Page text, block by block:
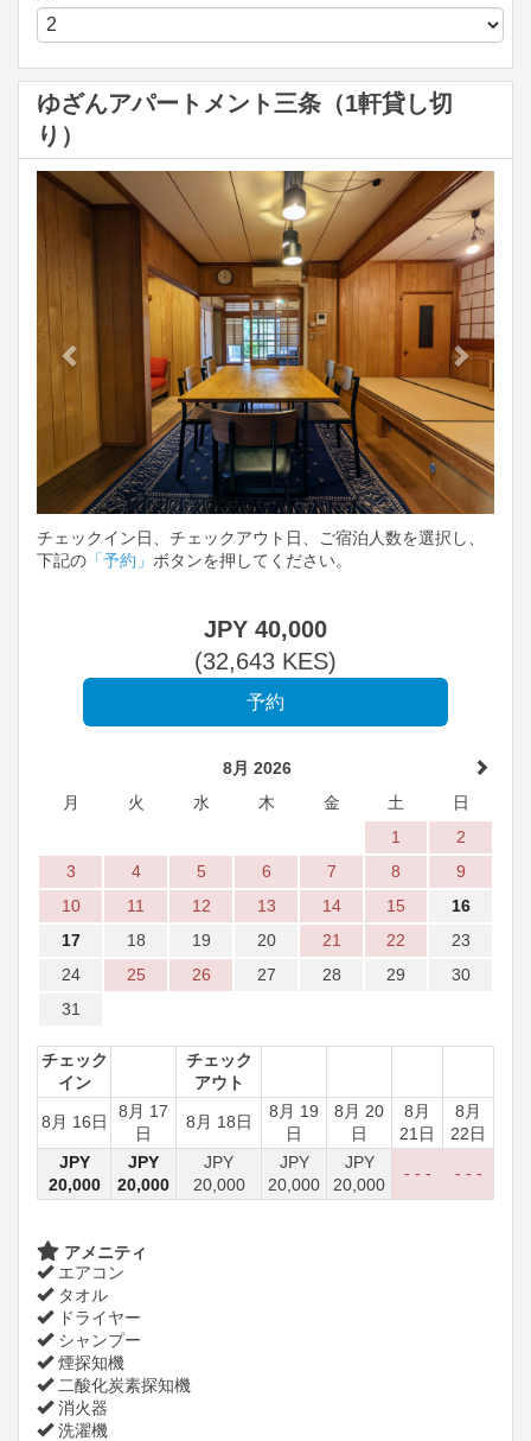
ゆざんアパートメント三条（1軒貸し切
り）
Previous
Next
チェックイン日、チェックアウト日、ご宿泊人数を選択し、
下記の 「予約」 ボタンを押してください。
JPY 40,000
(32,643 KES)
8月 2026
月
火 水 木 金 土
日
1
2
3
4 5 6 7 8
9
10
11 12 13 14 15
16
17
18 19 20 21 22
23
24
25 26 27 28 29
30
31
チェック
イン
チェック
アウト
8月 16日
8月 17
日
8月 18日
8月 19
日
8月 20
日
8月
21日
8月
22日
JPY
20,000
JPY
20,000
JPY
20,000
JPY
20,000
JPY
20,000
- - - - - -
アメニティ
エアコン
タオル
ドライヤー
シャンプー
煙探知機
二酸化炭素探知機
消火器
洗濯機